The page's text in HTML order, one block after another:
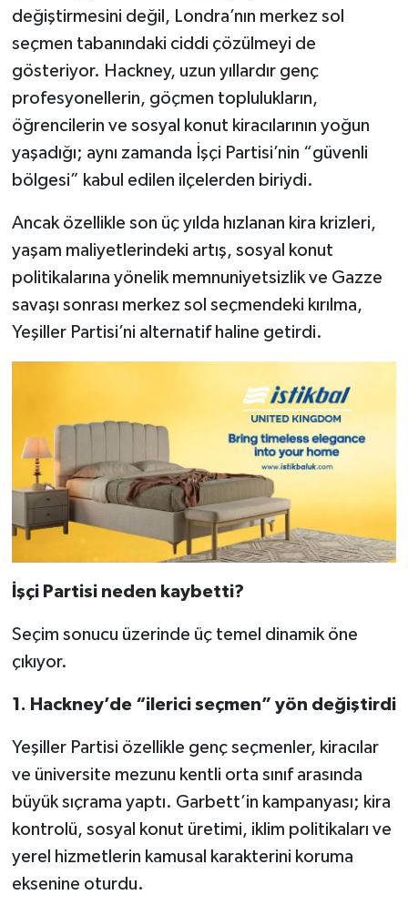
değiştirmesini değil, Londra’nın merkez sol
seçmen tabanındaki ciddi çözülmeyi de
gösteriyor. Hackney, uzun yıllardır genç
profesyonellerin, göçmen toplulukların,
öğrencilerin ve sosyal konut kiracılarının yoğun
yaşadığı; aynı zamanda İşçi Partisi’nin “güvenli
bölgesi” kabul edilen ilçelerden biriydi.
Ancak özellikle son üç yılda hızlanan kira krizleri,
yaşam maliyetlerindeki artış, sosyal konut
politikalarına yönelik memnuniyetsizlik ve Gazze
savaşı sonrası merkez sol seçmendeki kırılma,
Yeşiller Partisi’ni alternatif haline getirdi.
İşçi Partisi neden kaybetti?
Seçim sonucu üzerinde üç temel dinamik öne
çıkıyor.
1. Hackney’de “ilerici seçmen” yön değiştirdi
Yeşiller Partisi özellikle genç seçmenler, kiracılar
ve üniversite mezunu kentli orta sınıf arasında
büyük sıçrama yaptı. Garbett’in kampanyası; kira
kontrolü, sosyal konut üretimi, iklim politikaları ve
yerel hizmetlerin kamusal karakterini koruma
eksenine oturdu.